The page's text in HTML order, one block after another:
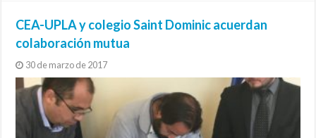
CEA-UPLA y colegio Saint Dominic acuerdan
colaboración mutua
30 de marzo de 2017